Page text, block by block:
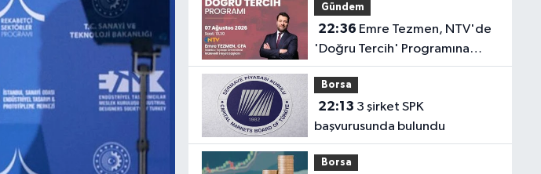
Gündem
22:36
'Doğru Tercih' Programına
Konuk Olacak
Borsa
22:13
başvurusunda bulundu
Borsa